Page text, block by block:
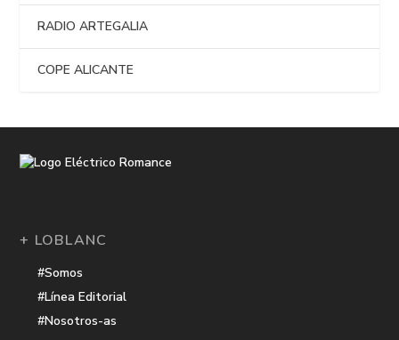
RADIO ARTEGALIA
COPE ALICANTE
+ LOBLANC
#Somos
#Línea Editorial
#Nosotros-as